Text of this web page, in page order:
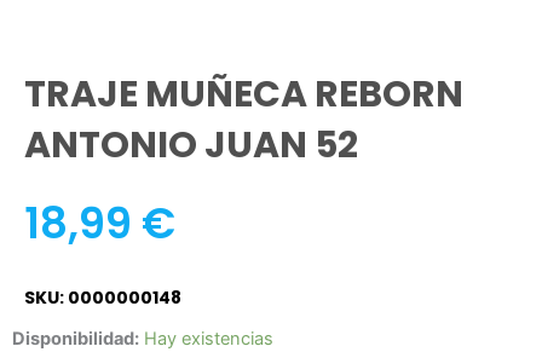
TRAJE MUÑECA REBORN
ANTONIO JUAN 52
18,99 €
SKU: 0000000148
Disponibilidad: Hay existencias
TRAJE